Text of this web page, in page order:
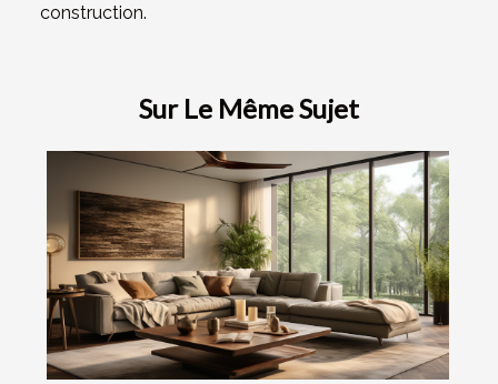
construction.
Sur Le Même Sujet